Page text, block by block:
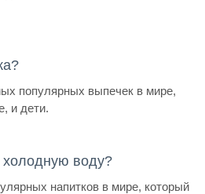
популярных выпечек в мире,
и дети.
воду?
напитков в мире, который